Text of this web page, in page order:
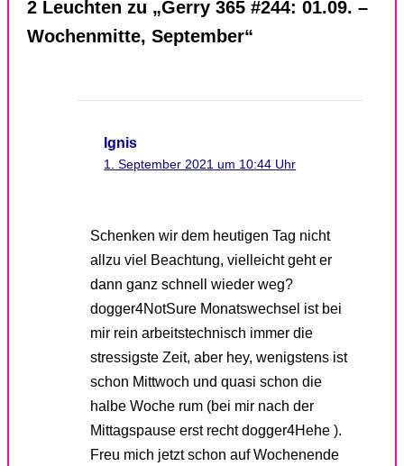
2 Leuchten zu „Gerry 365 #244: 01.09. –
Wochenmitte, September“
Ignis
1. September 2021 um 10:44 Uhr
Schenken wir dem heutigen Tag nicht
allzu viel Beachtung, vielleicht geht er
dann ganz schnell wieder weg?
dogger4NotSure Monatswechsel ist bei
mir rein arbeitstechnisch immer die
stressigste Zeit, aber hey, wenigstens ist
schon Mittwoch und quasi schon die
halbe Woche rum (bei mir nach der
Mittagspause erst recht dogger4Hehe ).
Freu mich jetzt schon auf Wochenende